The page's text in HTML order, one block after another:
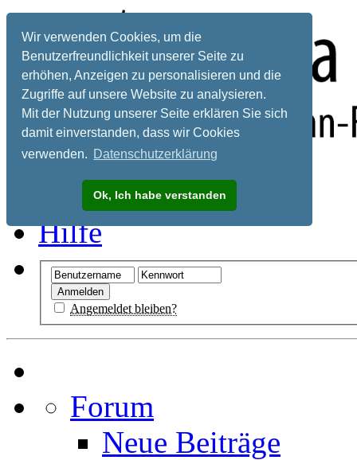
Wir verwenden Cookies, um die
Benutzerfreundlichkeit unserer Seite zu
erhöhen, Anzeigen zu personalisieren und die
Zugriffe auf unsere Website zu analysieren.
Mit der Nutzung unserer Seite erklären Sie sich
damit einverstanden, dass wir Cookies
verwenden. Datenschutzerklärung
Ok, Ich habe verstanden
Registrieren
Hilfe
Angemeldet bleiben?
Forum
Neue Beiträge